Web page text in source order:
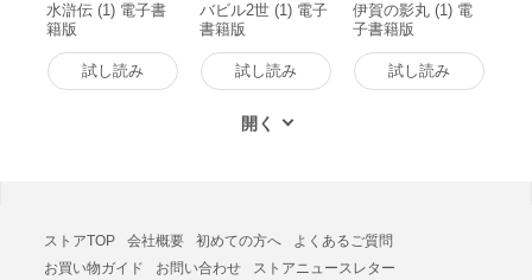
水滸伝 (1) 電子書
籍版
試し読み
バビル2世 (1) 電子
書籍版
試し読み
伊賀の影丸 (1) 電
子書籍版
試し読み
ストアTOP 会社概要 初めての方へ
よくあるご質問
お買い物ガイド
お問い合わせ ストアニュースレター